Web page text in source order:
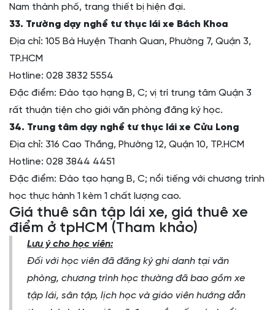
Nam thành phố, trang thiết bị hiện đại.
33. Trường dạy nghề tư thục lái xe Bách Khoa
Địa chỉ: 105 Bà Huyện Thanh Quan, Phường 7, Quận 3,
TP.HCM
Hotline: 028 3832 5554
Đặc điểm: Đào tạo hạng B, C; vị trí trung tâm Quận 3
rất thuận tiện cho giới văn phòng đăng ký học.
34. Trung tâm dạy nghề tư thục lái xe Cửu Long
Địa chỉ: 316 Cao Thắng, Phường 12, Quận 10, TP.HCM
Hotline: 028 3844 4451
Đặc điểm: Đào tạo hạng B, C; nổi tiếng với chương trình
học thực hành 1 kèm 1 chất lượng cao.
Giá thuê sân tập lái xe, giá thuê xe
điểm ở tpHCM (Tham khảo)
Lưu ý cho học viên:
Đối với học viên đã đăng ký ghi danh tại văn
phòng, chương trình học thường đã bao gồm xe
tập lái, sân tập, lịch học và giáo viên hướng dẫn